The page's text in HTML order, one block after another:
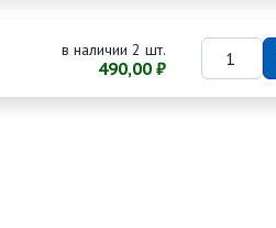
в наличии 2 шт.
490,00 ₽